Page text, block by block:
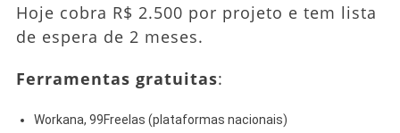
Hoje cobra R$ 2.500 por projeto e tem lista
de espera de 2 meses.
Ferramentas gratuitas:
Workana, 99Freelas (plataformas nacionais)